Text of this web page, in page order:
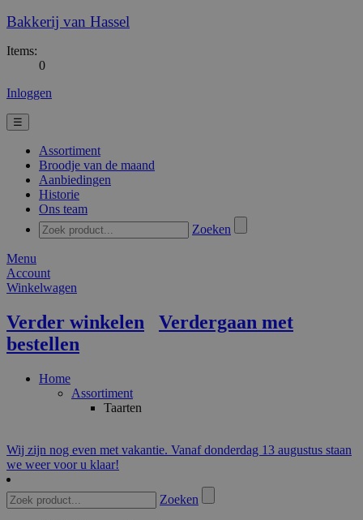
Bakkerij van Hassel
Items:
0
Inloggen
☰
Assortiment
Broodje van de maand
Aanbiedingen
Historie
Ons team
Zoeken
Menu
Account
Winkelwagen
Verder winkelen
Verdergaan met
bestellen
Home
Assortiment
Taarten
Wij zijn nog even met vakantie. Vanaf donderdag 13 augustus staan
we weer voor u klaar!
Zoeken